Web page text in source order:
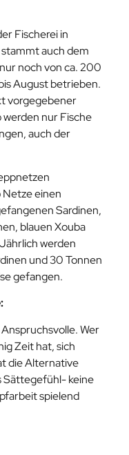
Fischerei in
auch dem
noch von ca. 200
August betrieben.
vorgegebener
nur Fische
auch der
einen
Sardinen,
blauen Xouba
werden
und 30 Tonnen
gefangen.
Wer
Zeit hat, sich
die Alternative
Sättegefühl- keine
spielend